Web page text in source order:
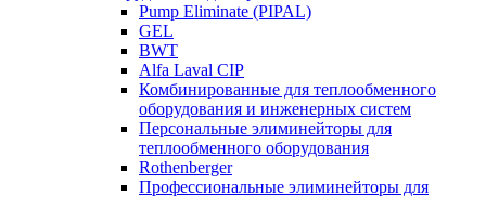
Pump Eliminate (PIPAL)
GEL
BWT
Alfa Laval CIP
Комбинированные для теплообменного
оборудования и инженерных систем
Персональные элиминейторы для
теплообменного оборудования
Rothenberger
Профессиональные элиминейторы для